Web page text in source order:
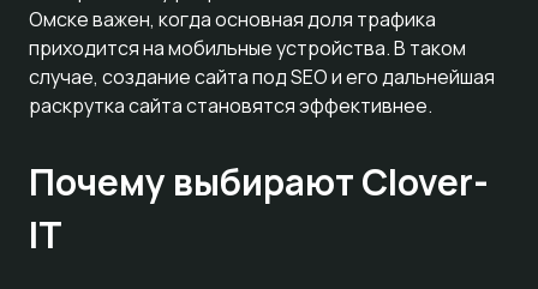
Омске важен, когда основная доля трафика
приходится на мобильные устройства. В таком
случае, создание сайта под SEO и его дальнейшая
раскрутка сайта становятся эффективнее.
Почему выбирают Clover-
IT